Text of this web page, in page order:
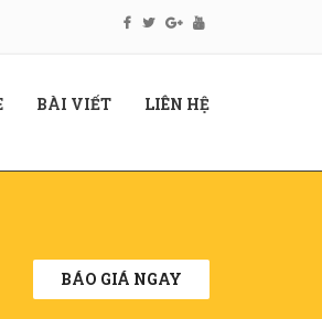
(CURRENT)
BÀI VIẾT(CURRENT)
LIÊN HỆ(CURRENT)
BÁO GIÁ NGAY